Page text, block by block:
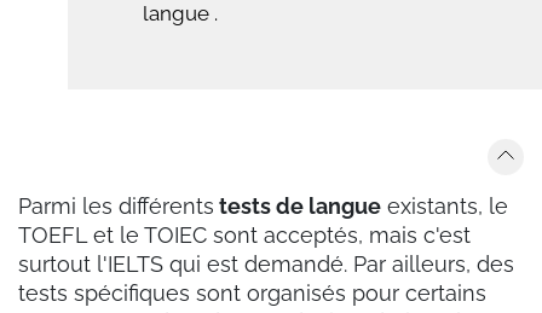
langue .
Parmi les différents tests de langue existants, le
TOEFL et le TOIEC sont acceptés, mais c'est
surtout l'IELTS qui est demandé. Par ailleurs, des
tests spécifiques sont organisés pour certains